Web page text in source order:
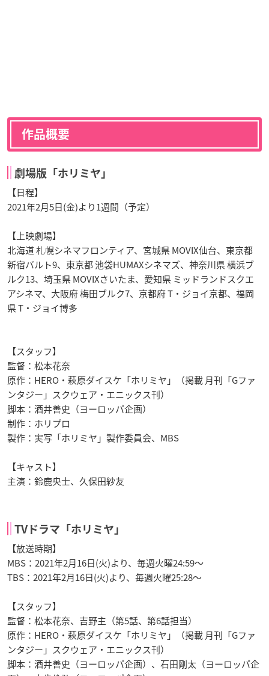
作品概要
劇場版「ホリミヤ」
【日程】
2021年2月5日(金)より1週間（予定）
【上映劇場】
北海道 札幌シネマフロンティア、宮城県 MOVIX仙台、東京都
新宿バルト9、東京都 池袋HUMAXシネマズ、神奈川県 横浜ブ
ルク13、埼玉県 MOVIXさいたま、愛知県 ミッドランドスクエ
アシネマ、大阪府 梅田ブルク7、京都府 T・ジョイ京都、福岡
県 T・ジョイ博多
【スタッフ】
監督：松本花奈
原作：HERO・萩原ダイスケ「ホリミヤ」（掲載 月刊「Gファ
ンタジー」スクウェア・エニックス刊）
脚本：酒井善史（ヨーロッパ企画）
制作：ホリプロ
製作：実写「ホリミヤ」製作委員会、MBS
【キャスト】
主演：鈴鹿央士、久保田紗友
TVドラマ「ホリミヤ」
【放送時期】
MBS：2021年2月16日(火)より、毎週火曜24:59～
TBS：2021年2月16日(火)より、毎週火曜25:28～
【スタッフ】
監督：松本花奈、吉野主（第5話、第6話担当）
原作：HERO・萩原ダイスケ「ホリミヤ」（掲載 月刊「Gファ
ンタジー」スクウェア・エニックス刊）
脚本：酒井善史（ヨーロッパ企画）、石田剛太（ヨーロッパ企